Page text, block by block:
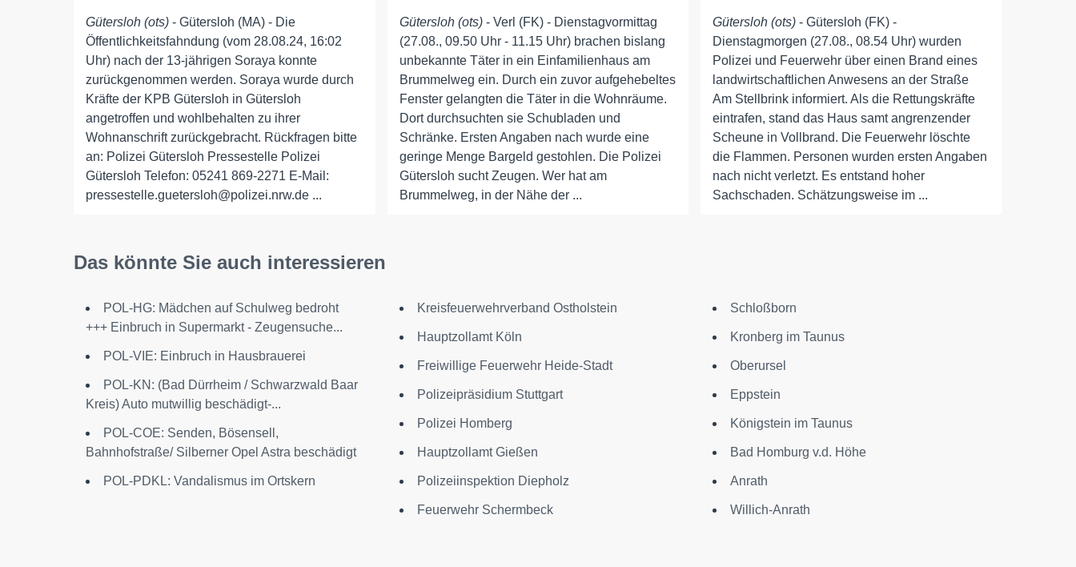
Gütersloh (ots) - Gütersloh (MA) - Die
Öffentlichkeitsfahndung (vom 28.08.24, 16:02
Uhr) nach der 13-jährigen Soraya konnte
zurückgenommen werden. Soraya wurde durch
Kräfte der KPB Gütersloh in Gütersloh
angetroffen und wohlbehalten zu ihrer
Wohnanschrift zurückgebracht. Rückfragen bitte
an: Polizei Gütersloh Pressestelle Polizei
Gütersloh Telefon: 05241 869-2271 E-Mail:
pressestelle.guetersloh@polizei.nrw.de ...
Gütersloh (ots)- Verl (FK) - Dienstagvormittag
(27.08., 09.50 Uhr - 11.15 Uhr) brachen bislang
unbekannte Täter in ein Einfamilienhaus am
Brummelweg ein. Durch ein zuvor aufgehebeltes
Fenster gelangten die Täter in die Wohnräume.
Dort durchsuchten sie Schubladen und
Schränke. Ersten Angaben nach wurde eine
geringe Menge Bargeld gestohlen. Die Polizei
Gütersloh sucht Zeugen. Wer hat am
Brummelweg, in der Nähe der ...
Gütersloh (ots) - Gütersloh (FK) -
Dienstagmorgen (27.08., 08.54 Uhr) wurden
Polizei und Feuerwehr über einen Brand eines
landwirtschaftlichen Anwesens an der Straße
Am Stellbrink informiert. Als die Rettungskräfte
eintrafen, stand das Haus samt angrenzender
Scheune in Vollbrand. Die Feuerwehr löschte
die Flammen. Personen wurden ersten Angaben
nach nicht verletzt. Es entstand hoher
Sachschaden. Schätzungsweise im ...
Das könnte Sie auch interessieren
POL-HG: Mädchen auf Schulweg bedroht
+++ Einbruch in Supermarkt - Zeugensuche...
POL-VIE: Einbruch in Hausbrauerei
POL-KN: (Bad Dürrheim / Schwarzwald Baar
Kreis) Auto mutwillig beschädigt-...
POL-COE: Senden, Bösensell,
Bahnhofstraße/ Silberner Opel Astra beschädigt
POL-PDKL: Vandalismus im Ortskern
Kreisfeuerwehrverband Ostholstein
Hauptzollamt Köln
Freiwillige Feuerwehr Heide-Stadt
Polizeipräsidium Stuttgart
Polizei Homberg
Hauptzollamt Gießen
Polizeiinspektion Diepholz
Feuerwehr Schermbeck
Schloßborn
Kronberg im Taunus
Oberursel
Eppstein
Königstein im Taunus
Bad Homburg v.d. Höhe
Anrath
Willich-Anrath